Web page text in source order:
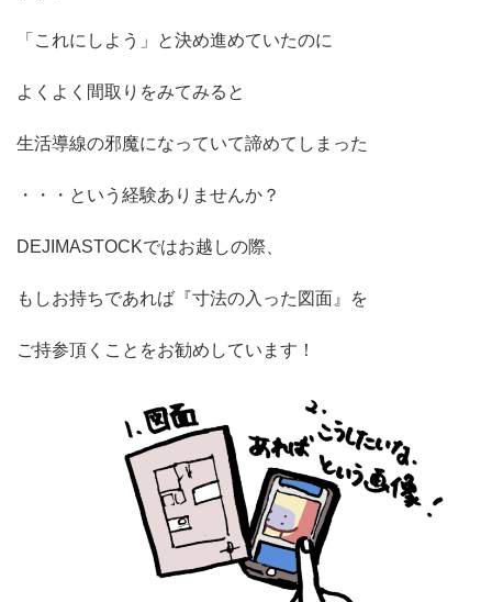
「これにしよう」と決め進めていたのに
よくよく間取りをみてみると
生活導線の邪魔になっていて諦めてしまった
・・・という経験ありませんか？
DEJIMASTOCKではお越しの際、
もしお持ちであれば『寸法の入った図面』を
ご持参頂くことをお勧めしています！